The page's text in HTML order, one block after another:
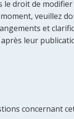
le droit de
veuillez
et
leur
concernant